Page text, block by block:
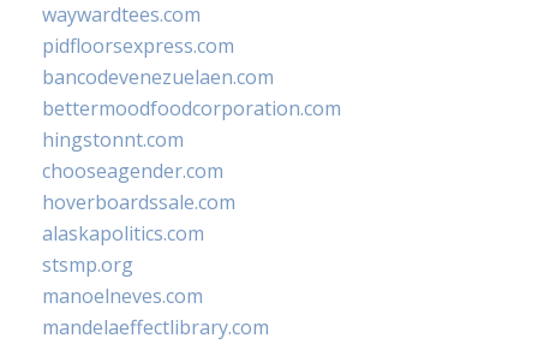
waywardtees.com
pidfloorsexpress.com
bancodevenezuelaen.com
bettermoodfoodcorporation.com
hingstonnt.com
chooseagender.com
hoverboardssale.com
alaskapolitics.com
stsmp.org
manoelneves.com
mandelaeffectlibrary.com